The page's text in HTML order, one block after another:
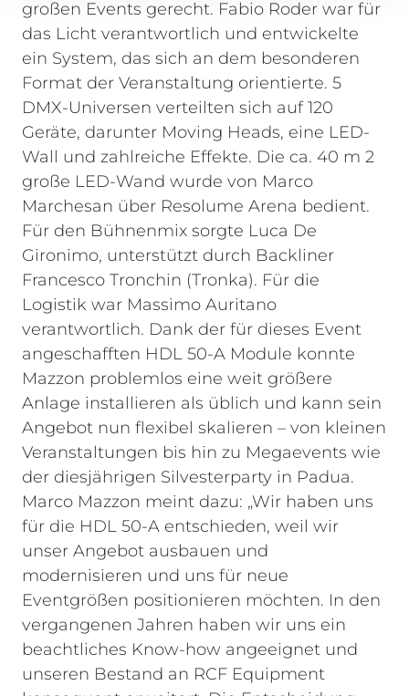
großen Events gerecht. Fabio Roder war für
das Licht verantwortlich und entwickelte
ein System, das sich an dem besonderen
Format der Veranstaltung orientierte. 5
DMX-Universen verteilten sich auf 120
Geräte, darunter Moving Heads, eine LED-
Wall und zahlreiche Effekte. Die ca. 40 m 2
große LED-Wand wurde von Marco
Marchesan über Resolume Arena bedient.
Für den Bühnenmix sorgte Luca De
Gironimo, unterstützt durch Backliner
Francesco Tronchin (Tronka). Für die
Logistik war Massimo Auritano
verantwortlich. Dank der für dieses Event
angeschafften HDL 50-A Module konnte
Mazzon problemlos eine weit größere
Anlage installieren als üblich und kann sein
Angebot nun flexibel skalieren – von kleinen
Veranstaltungen bis hin zu Megaevents wie
der diesjährigen Silvesterparty in Padua.
Marco Mazzon meint dazu: „Wir haben uns
für die HDL 50-A entschieden, weil wir
unser Angebot ausbauen und
modernisieren und uns für neue
Eventgrößen positionieren möchten. In den
vergangenen Jahren haben wir uns ein
beachtliches Know-how angeeignet und
unseren Bestand an RCF Equipment